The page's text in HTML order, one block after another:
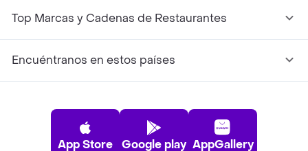
Top Marcas y Cadenas de Restaurantes
Encuéntranos en estos países
App Store Google play AppGallery